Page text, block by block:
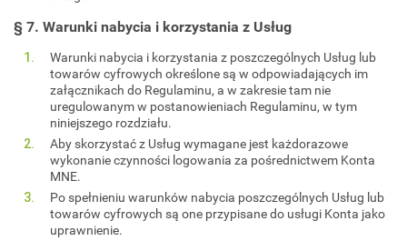
§ 7. Warunki nabycia i korzystania z Usług
Warunki nabycia i korzystania z poszczególnych Usług lub
towarów cyfrowych określone są w odpowiadających im
załącznikach do Regulaminu, a w zakresie tam nie
uregulowanym w postanowieniach Regulaminu, w tym
niniejszego rozdziału.
Aby skorzystać z Usług wymagane jest każdorazowe
wykonanie czynności logowania za pośrednictwem Konta
MNE.
Po spełnieniu warunków nabycia poszczególnych Usług lub
towarów cyfrowych są one przypisane do usługi Konta jako
uprawnienie.